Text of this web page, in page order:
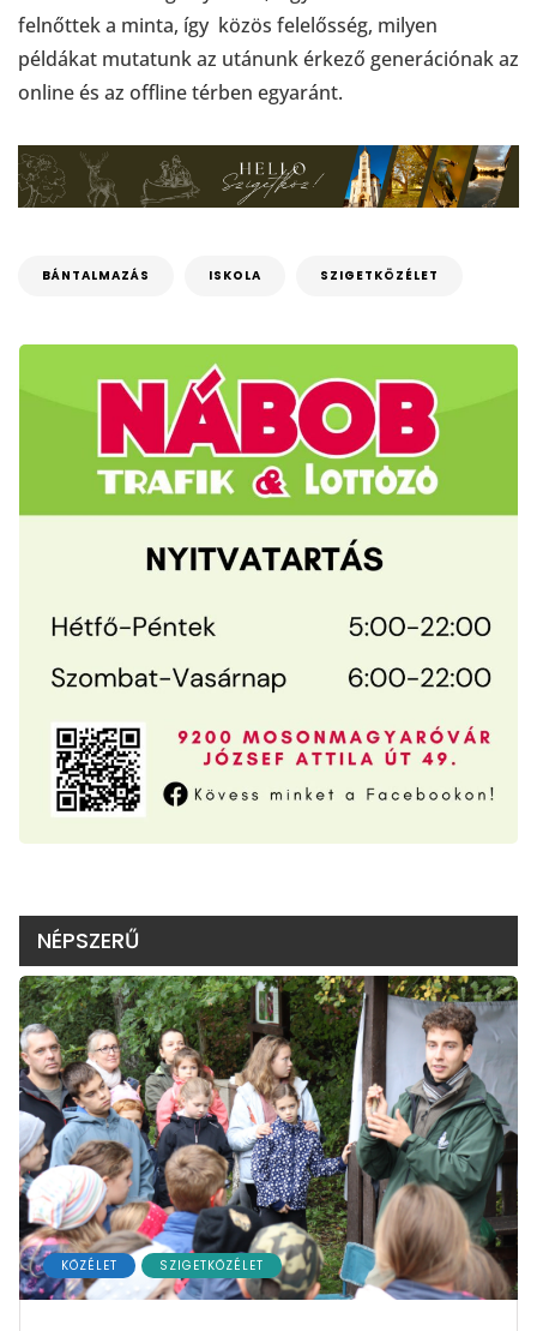
felnőttek a minta, így közös felelősség, milyen
példákat mutatunk az utánunk érkező generációnak az
online és az offline térben egyaránt.
BÁNTALMAZÁS ISKOLA SZIGETKÖZÉLET
NÉPSZERŰ
KÖZÉLET SZIGETKÖZÉLET